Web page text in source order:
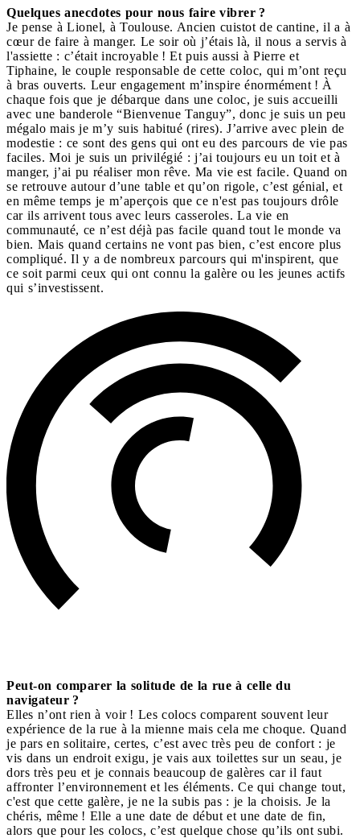
Quelques anecdotes pour nous faire vibrer ?
Je pense à Lionel, à Toulouse. Ancien cuistot de cantine, il a à
cœur de faire à manger. Le soir où j’étais là, il nous a servis à
l'assiette : c’était incroyable ! Et puis aussi à Pierre et
Tiphaine, le couple responsable de cette coloc, qui m’ont reçu
à bras ouverts. Leur engagement m’inspire énormément ! À
chaque fois que je débarque dans une coloc, je suis accueilli
avec une banderole “Bienvenue Tanguy”, donc je suis un peu
mégalo mais je m’y suis habitué (rires). J’arrive avec plein de
modestie : ce sont des gens qui ont eu des parcours de vie pas
faciles. Moi je suis un privilégié : j’ai toujours eu un toit et à
manger, j’ai pu réaliser mon rêve. Ma vie est facile. Quand on
se retrouve autour d’une table et qu’on rigole, c’est génial, et
en même temps je m’aperçois que ce n'est pas toujours drôle
car ils arrivent tous avec leurs casseroles. La vie en
communauté, ce n’est déjà pas facile quand tout le monde va
bien. Mais quand certains ne vont pas bien, c’est encore plus
compliqué. Il y a de nombreux parcours qui m'inspirent, que
ce soit parmi ceux qui ont connu la galère ou les jeunes actifs
qui s’investissent.
Peut-on comparer la solitude de la rue à celle du
navigateur ?
Elles n’ont rien à voir ! Les colocs comparent souvent leur
expérience de la rue à la mienne mais cela me choque. Quand
je pars en solitaire, certes, c’est avec très peu de confort : je
vis dans un endroit exigu, je vais aux toilettes sur un seau, je
dors très peu et je connais beaucoup de galères car il faut
affronter l’environnement et les éléments. Ce qui change tout,
c'est que cette galère, je ne la subis pas : je la choisis. Je la
chéris, même ! Elle a une date de début et une date de fin,
alors que pour les colocs, c’est quelque chose qu’ils ont subi.